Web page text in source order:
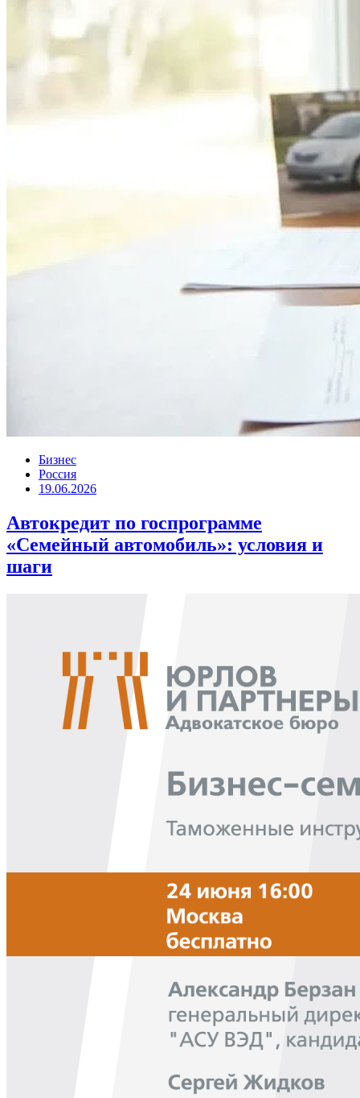
Бизнес
Россия
19.06.2026
Автокредит по госпрограмме
«Семейный автомобиль»: условия и
шаги